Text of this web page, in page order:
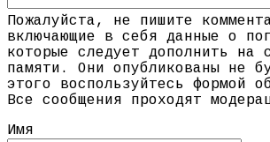
Пожалуйста, не пишите
включающие в себя данные о
которые следует дополнить на
памяти. Они опубликованы не
этого воспользуйтесь формой
Все сообщения проходят
Имя